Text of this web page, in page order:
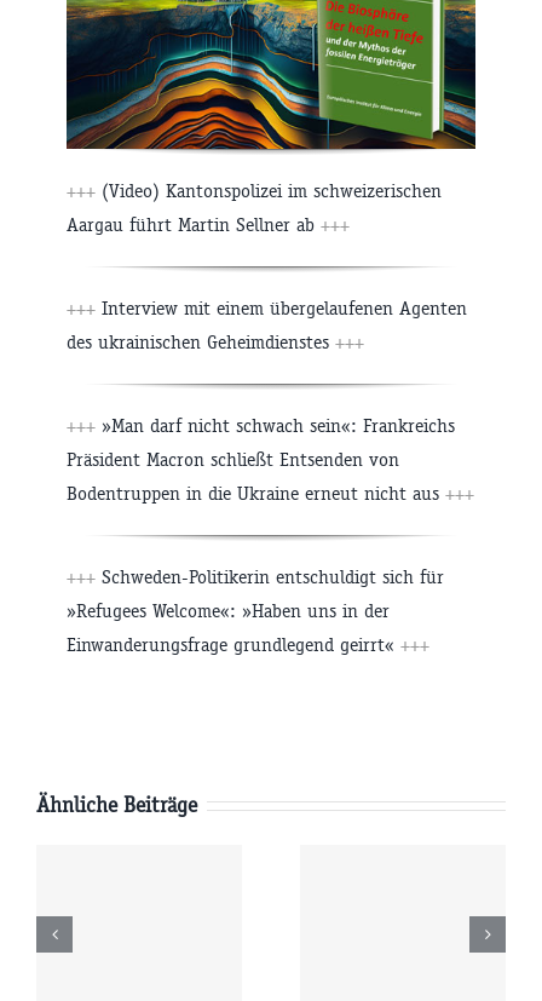
+++ (Video) Kantonspolizei im schweizerischen
Aargau führt Martin Sellner ab +++
+++ Interview mit einem übergelaufenen Agenten
des ukrainischen Geheimdienstes +++
+++ »Man darf nicht schwach sein«: Frankreichs
Präsident Macron schließt Entsenden von
Bodentruppen in die Ukraine erneut nicht aus +++
+++ Schweden-Politikerin entschuldigt sich für
»Refugees Welcome«: »Haben uns in der
Einwanderungsfrage grundlegend geirrt« +++
Ähnliche Beiträge
Freitag
07.08.2026